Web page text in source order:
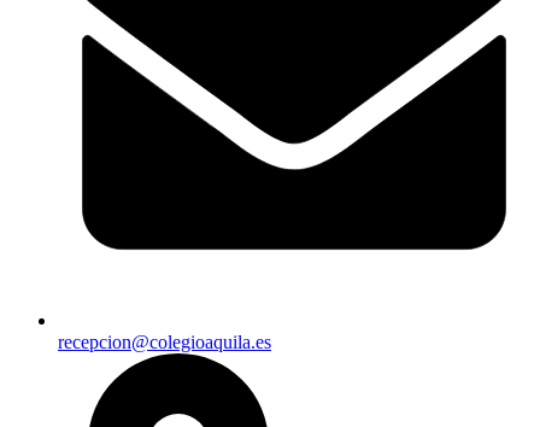
recepcion@colegioaquila.es